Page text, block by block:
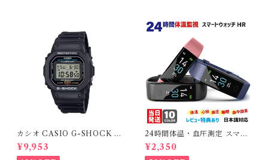
カシオ CASIO G-SHOCK D
W-5600UE-1JF 腕時計 ブラ
ック クオーツ デジタル 国内正
¥9,953
24時間体温・血圧測定 スマー
トウォ ッチ ブレスレット HR
日本語説明書 IP68防水 各種
¥2,350